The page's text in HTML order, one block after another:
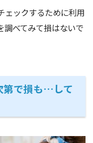
ェックするために利用
調べてみて損はないで
第で損も…して